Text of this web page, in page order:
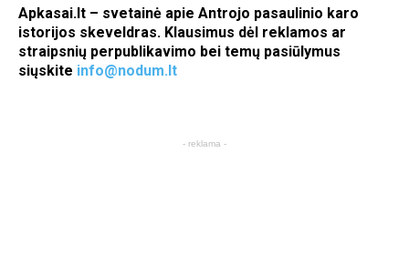
Apkasai.lt – svetainė apie Antrojo pasaulinio karo
istorijos skeveldras. Klausimus dėl reklamos ar
straipsnių perpublikavimo bei temų pasiūlymus
siųskite info@nodum.lt
- reklama -